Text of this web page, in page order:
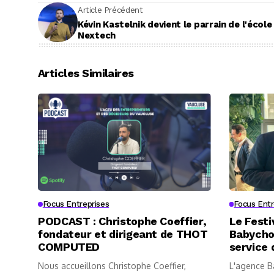
Article Précédent
Kévin Kastelnik devient le parrain de l'école
Nextech
Articles Similaires
Focus Entreprises
PODCAST : Christophe Coeffier,
fondateur et dirigeant de THOT
COMPUTED
Nous accueillons Christophe Coeffier,
Focus
Le
service
L'agence